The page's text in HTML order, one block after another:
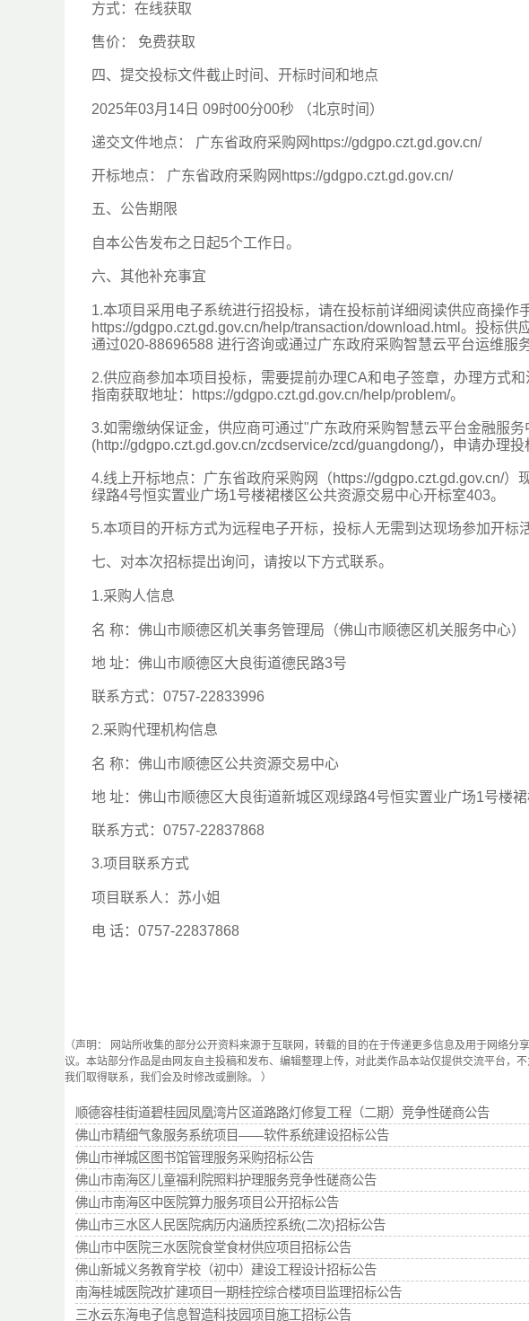
方式：在线获取
售价： 免费获取
四、提交投标文件截止时间、开标时间和地点
2025年03月14日 09时00分00秒 （北京时间）
递交文件地点： 广东省政府采购网https://gdgpo.czt.gd.gov.cn/
开标地点： 广东省政府采购网https://gdgpo.czt.gd.gov.cn/
五、公告期限
自本公告发布之日起5个工作日。
六、其他补充事宜
1.本项目采用电子系统进行招投标，请在投标前详细阅读供应商操作
https://gdgpo.czt.gd.gov.cn/help/transaction/download.html。投标
通过020-88696588 进行咨询或通过广东政府采购智慧云平台运维服
2.供应商参加本项目投标，需要提前办理CA和电子签章，办理方式
指南获取地址：https://gdgpo.czt.gd.gov.cn/help/problem/。
3.如需缴纳保证金，供应商可通过"广东政府采购智慧云平台金融服务
(http://gdgpo.czt.gd.gov.cn/zcdservice/zcd/guangdong/)，申请办理
4.线上开标地点：广东省政府采购网（https://gdgpo.czt.gd.gov.cn/
绿路4号恒实置业广场1号楼裙楼区公共资源交易中心开标室403。
5.本项目的开标方式为远程电子开标，投标人无需到达现场参加开标
七、对本次招标提出询问，请按以下方式联系。
1.采购人信息
名 称：佛山市顺德区机关事务管理局（佛山市顺德区机关服务中心）
地 址：佛山市顺德区大良街道德民路3号
联系方式：0757-22833996
2.采购代理机构信息
名 称：佛山市顺德区公共资源交易中心
地 址：佛山市顺德区大良街道新城区观绿路4号恒实置业广场1号楼
联系方式：0757-22837868
3.项目联系方式
项目联系人：苏小姐
电 话：0757-22837868
（声明： 网站所收集的部分公开资料来源于互联网，转载的目的在于传递更多信息及用于网络
议。本站部分作品是由网友自主投稿和发布、编辑整理上传，对此类作品本站仅提供交流平台，
我们取得联系，我们会及时修改或删除。 ）
顺德容桂街道碧桂园凤凰湾片区道路路灯修复工程（二期）竞争性磋商公告
佛山市精细气象服务系统项目——软件系统建设招标公告
佛山市禅城区图书馆管理服务采购招标公告
佛山市南海区儿童福利院照料护理服务竞争性磋商公告
佛山市南海区中医院算力服务项目公开招标公告
佛山市三水区人民医院病历内涵质控系统(二次)招标公告
佛山市中医院三水医院食堂食材供应项目招标公告
佛山新城义务教育学校（初中）建设工程设计招标公告
南海桂城医院改扩建项目一期桂控综合楼项目监理招标公告
三水云东海电子信息智造科技园项目施工招标公告